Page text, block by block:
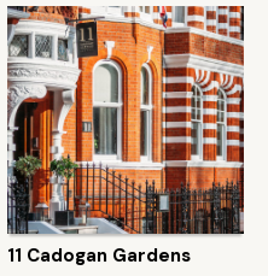
11 Cadogan Gardens